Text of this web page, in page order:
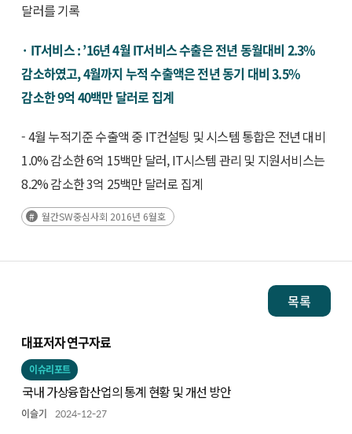
달러를 기록
· IT서비스 : ’16년 4월 IT서비스 수출은 전년 동월대비 2.3%
감소하였고, 4월까지 누적 수출액은 전년 동기 대비 3.5%
감소한 9억 40백만 달러로 집계
- 4월 누적기준 수출액 중 IT컨설팅 및 시스템 통합은 전년 대비
1.0% 감소한 6억 15백만 달러, IT시스템 관리 및 지원서비스는
8.2% 감소한 3억 25백만 달러로 집계
월간SW중심사회 2016년 6월호
목록
대표저자 연구자료
이슈리포트
국내 가상융합산업의 통계 현황 및 개선 방안
이슬기 2024-12-27